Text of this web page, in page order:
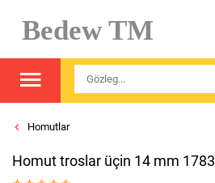
Bedew TM
Homutlar
Homut troslar üçin 14 mm 1783